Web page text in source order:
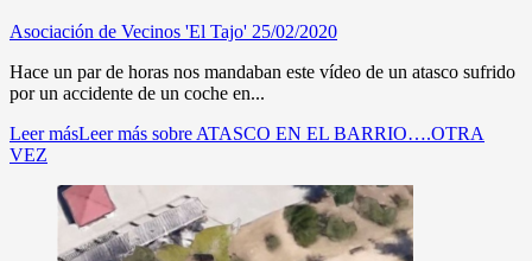
Asociación de Vecinos 'El Tajo' 25/02/2020
Hace un par de horas nos mandaban este vídeo de un atasco sufrido
por un accidente de un coche en...
Leer másLeer más sobre ATASCO EN EL BARRIO….OTRA
VEZ